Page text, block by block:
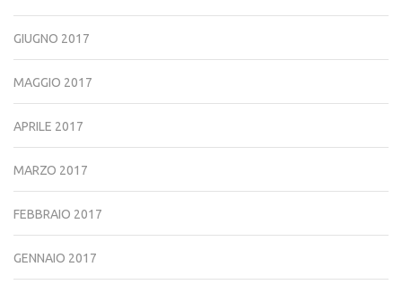
GIUGNO 2017
MAGGIO 2017
APRILE 2017
MARZO 2017
FEBBRAIO 2017
GENNAIO 2017